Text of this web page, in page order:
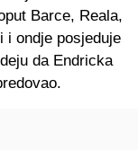
Barce, Reala,
i ondje posjeduje
da Endricka